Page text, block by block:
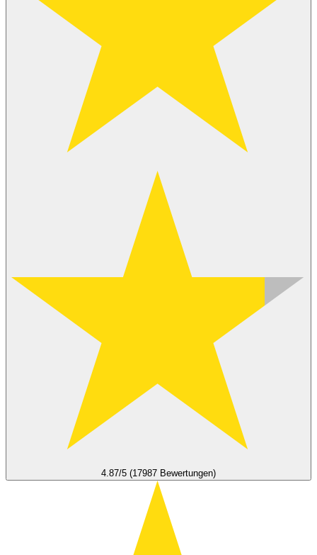
4.87/5 (17987 Bewertungen)